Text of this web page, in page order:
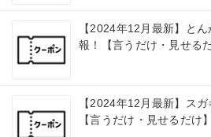
【2024年12月最新】と
報！【言うだけ・見せる
【2024年12月最新】ス
【言うだけ・見せるだけ